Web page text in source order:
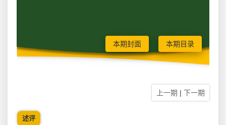
本期封面 本期目录
上一期 | 下一期
述评